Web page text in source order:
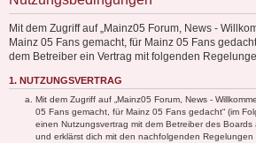
Mit dem Zugriff auf „Mainz05 Forum, News -
Mainz 05 Fans gemacht, für Mainz 05 Fans
dem Betreiber ein Vertrag mit folgenden
1. NUTZUNGSVERTRAG
Mit dem Zugriff auf „Mainz05 Forum, News -
05 Fans gemacht, für Mainz 05 Fans gedacht“ (im
einen Nutzungsvertrag mit dem Betreiber des Boards
und erklärst dich mit den nachfolgenden Regelungen